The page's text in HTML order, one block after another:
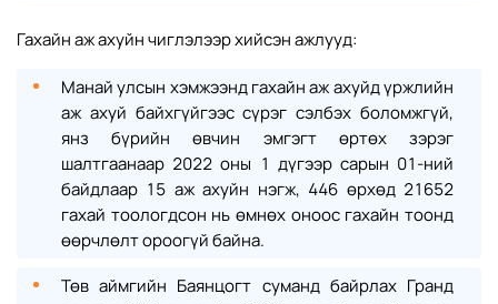
Гахайн аж ахуйн чиглэлээр хийсэн ажлууд:
Манай улсын хэмжээнд гахайн аж ахуйд үржлийн
аж ахуй байхгүйгээс сүрэг сэлбэх боломжгүй,
янз бүрийн өвчин эмгэгт өртөх зэрэг
шалтгаанаар 2022 оны 1 дүгээр сарын 01-ний
байдлаар 15 аж ахуйн нэгж, 446 өрхөд 21652
гахай тоологдсон нь өмнөх оноос гахайн тоонд
өөрчлөлт ороогүй байна.
Төв аймгийн Баянцогт суманд байрлах Гранд